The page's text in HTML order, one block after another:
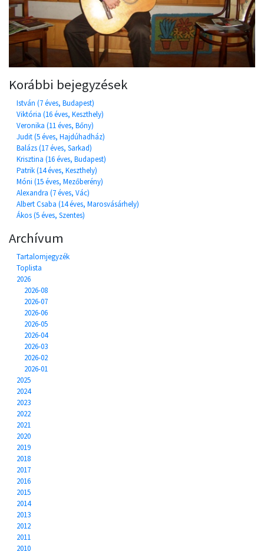
Korábbi bejegyzések
István (7 éves, Budapest)
Viktória (16 éves, Keszthely)
Veronika (11 éves, Bőny)
Judit (5 éves, Hajdúhadház)
Balázs (17 éves, Sarkad)
Krisztina (16 éves, Budapest)
Patrik (14 éves, Keszthely)
Móni (15 éves, Mezőberény)
Alexandra (7 éves, Vác)
Albert Csaba (14 éves, Marosvásárhely)
Ákos (5 éves, Szentes)
Archívum
Tartalomjegyzék
Toplista
2026
2026-08
2026-07
2026-06
2026-05
2026-04
2026-03
2026-02
2026-01
2025
2024
2023
2022
2021
2020
2019
2018
2017
2016
2015
2014
2013
2012
2011
2010